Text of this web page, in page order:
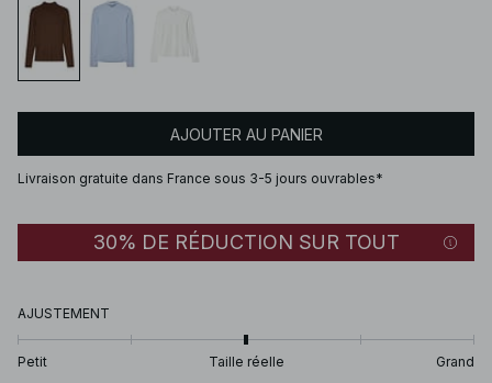
AJOUTER AU PANIER
Livraison gratuite dans France sous 3-5 jours ouvrables*
30% DE RÉDUCTION SUR TOUT
AJUSTEMENT
Petit Taille réelle Grand